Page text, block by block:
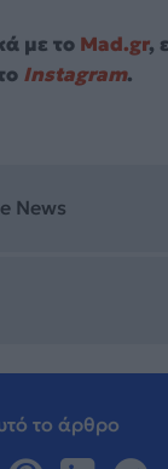
με το Mad.gr,
Instagram.
News
το άρθρο